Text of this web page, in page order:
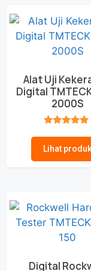
Alat Uji
Digital
2000S
Lihat produk
Digital